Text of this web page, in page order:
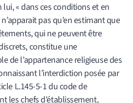
« dans ces conditions et en
pas qu’en estimant que
qui ne peuvent être
constitue une
de l’appartenance religieuse des
l’interdiction posée par
L.145-5-1 du code de
les chefs d’établissement,